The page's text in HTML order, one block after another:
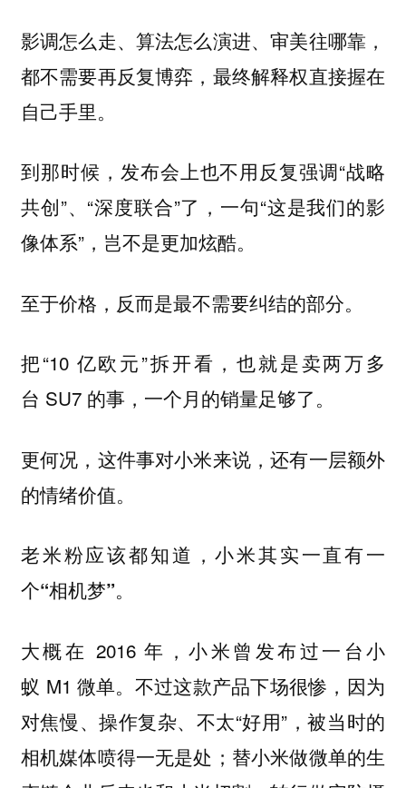
影调怎么走、算法怎么演进、审美往哪靠，
都不需要再反复博弈，最终解释权直接握在
自己手里。
到那时候，发布会上也不用反复强调“战略
共创”、“深度联合”了，一句“这是我们的影
像体系”，岂不是更加炫酷。
至于价格，反而是最不需要纠结的部分。
把“10 亿欧元”拆开看，也就是卖两万多
台 SU7 的事，一个月的销量足够了。
更何况，这件事对小米来说，还有一层额外
的情绪价值。
老米粉应该都知道，小米其实一直有一
个“相机梦”。
大概在 2016 年，小米曾发布过一台小
蚁 M1 微单。不过这款产品下场很惨，因为
对焦慢、操作复杂、不太“好用”，被当时的
相机媒体喷得一无是处；替小米做微单的生